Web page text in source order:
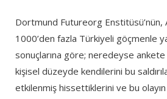
Dortmund Futureorg Enstitüsü’nün,
1000’den fazla Türkiyeli göçmenle
sonuçlarına göre; neredeyse ankete
kişisel düzeyde kendilerini bu
etkilenmiş hissettiklerini ve bu